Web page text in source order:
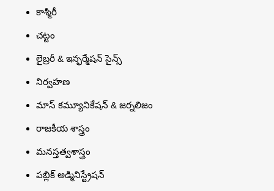
కాశ్మీరీ
చట్టం
లైబ్రరీ & ఇన్ఫర్మేషన్ సైన్స్
నిర్వహణ
మాస్ కమ్యూనికేషన్ & జర్నలిజం
రాజకీయ శాస్త్రం
మనస్తత్వశాస్త్రం
పబ్లిక్ అడ్మినిస్ట్రేషన్